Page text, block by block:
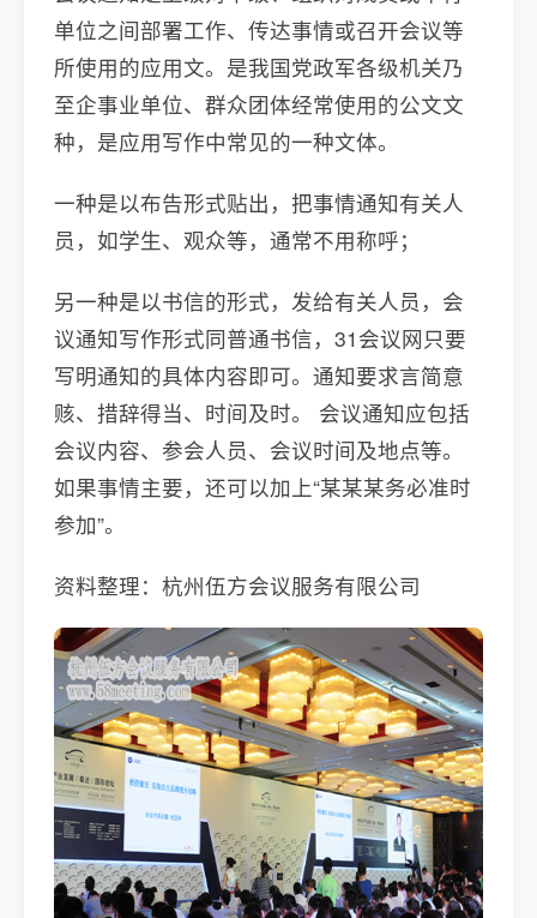
单位之间部署工作、传达事情或召开会议等
所使用的应用文。是我国党政军各级机关乃
至企事业单位、群众团体经常使用的公文文
种，是应用写作中常见的一种文体。
一种是以布告形式贴出，把事情通知有关人
员，如学生、观众等，通常不用称呼；
另一种是以书信的形式，发给有关人员，会
议通知写作形式同普通书信，31会议网只要
写明通知的具体内容即可。通知要求言简意
赅、措辞得当、时间及时。 会议通知应包括
会议内容、参会人员、会议时间及地点等。
如果事情主要，还可以加上“某某某务必准时
参加”。
资料整理：杭州伍方会议服务有限公司